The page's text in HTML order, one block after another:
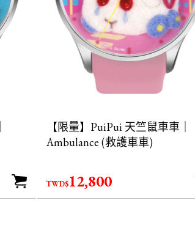
【限量】PuiPui 天竺鼠車車｜
Ambulance (救護車車)
TWD$12,800